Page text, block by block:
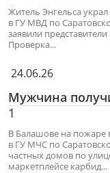
Житель Энгельса
в ГУ МВД по
заявили
Проверка...
24.06.26
Мужчина
1
В Балашове на пожаре
в ГУ МЧС по
частных домов по
маркетплейсе карбид...